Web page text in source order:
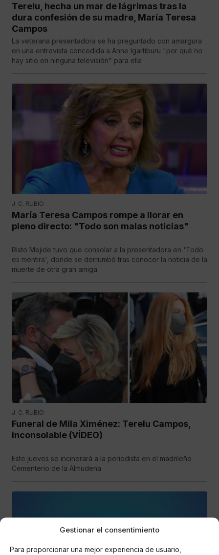
Gestionar el consentimiento
Para proporcionar una mejor experiencia de usuario,
Terelu, hecha un mar de lágrimas tras la
dura confesión de su madre, María Teresa
Campos
La veterana presentadora se ha preguntado con amargura
en una entrevista concedida a Anne Igartiburu "por qué no
hay sitio en ninguna televisión" para ella
J. C. RUBIO
María Teresa Campos rompe a llorar en
pleno directo: "Todo son malas noticias"
Risto Mejide tuvo que consolar a la presentadora en 'Todo
es mentira', donde se derrumbó tras conocer la noticia de la
muerte de otra gran amiga
J. C. RUBIO
Funeral de Mila Ximénez: Terelu Campos,
inconsolable (VÍDEO)
Este jueves se incinerará a la periodista en el madrileño
Cementerio de la Almudena